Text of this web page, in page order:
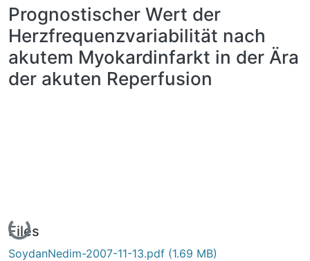
Prognostischer Wert der
Herzfrequenzvariabilität nach
akutem Myokardinfarkt in der Ära
der akuten Reperfusion
Loading...
Files
SoydanNedim-2007-11-13.pdf (1.69 MB)